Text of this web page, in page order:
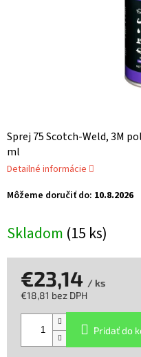
Skladom (15 ks)
Môžeme doručiť do: 10.8.2026
Sprej 75 Scotch-Weld, 3M
ml
Detailné informácie
€23,14 / ks
€18,81 bez DPH
Pridať do